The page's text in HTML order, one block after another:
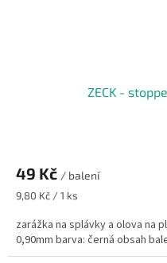
ZECK -
49 Kč / balení
Měrná
9,80 Kč / 1 ks
zarážka na splávky a olova na
0,90mm barva: černá obsah